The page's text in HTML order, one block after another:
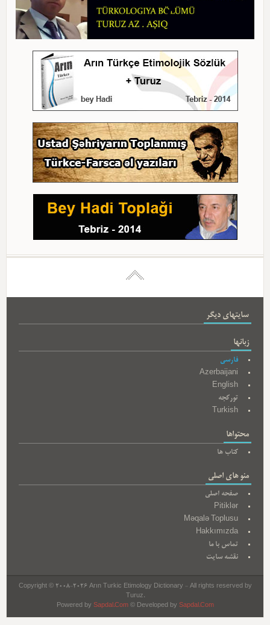
سایتهای دیگر
زبانها
فارسی
Azerbaijani
English
تورکجه
Turkish
محتواها
کتاب ها
منو های اصلی
صفحه اصلی
Pitiklər
Məqalə Toplusu
Hakkımızda
تماس با ما
نقشه سایت
Copyright © 2008-2026 Arın Turkic Etimology Dictionary - All rights reserved by
Turuz.
Powered by Sapdal.Com© Developed by Sapdal.Com